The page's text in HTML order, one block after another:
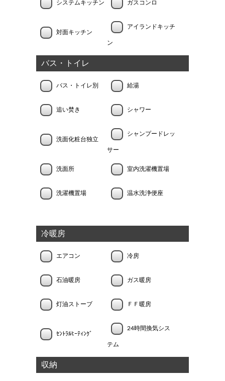
システムキッチン ガスコンロ
対面キッチン
アイランドキッチ
ン
バス・トイレ
バス・トイレ別 給湯
追い焚き シャワー
洗面化粧台独立
シャンプードレッ
サー
洗面所 室内洗濯機置場
洗濯機置場 温水洗浄便座
冷暖房
エアコン 冷房
石油暖房 ガス暖房
灯油ストーブ ＦＦ暖房
ｾﾝﾄﾗﾙﾋｰﾃｨﾝｸﾞ
24時間換気シス
テム
収納